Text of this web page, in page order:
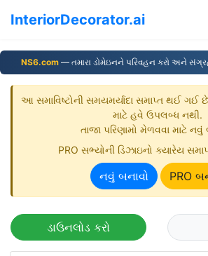
InteriorDecorator.ai
NS6.com — તમારા ડોમેઇનને પરિવહન કરો અને
આ સમાવિષ્ટોની સમયમર્યાદા સમાપ્ત થઈ ગઈ
માટે હવે ઉપલબ્ધ નથી.
તાજા પરિણામો મેળવવા માટે નવું
PRO સભ્યોની ડિઝાઇનો ક્યારેય
નવું બનાવો PRO
ડાઉનલોડ કરો